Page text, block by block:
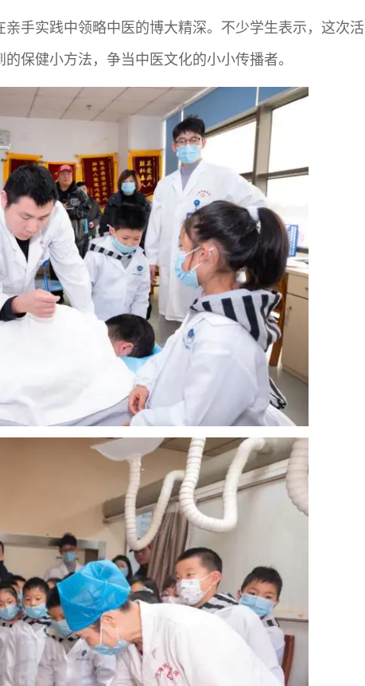
手实践中领略中医的博大精深。不少学生表示，这次活
保健小方法，争当中医文化的小小传播者。